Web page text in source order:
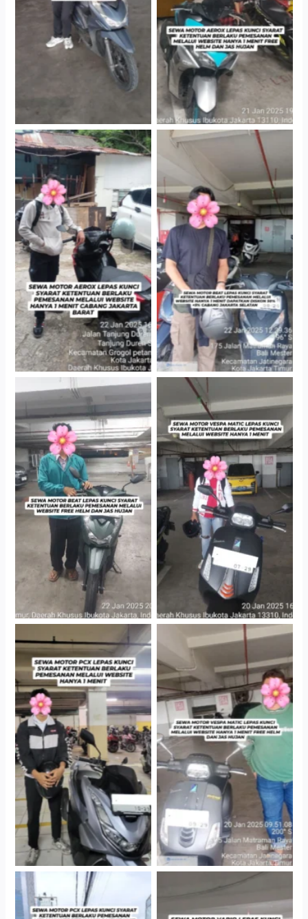
Gedung Parkir P6A
Gedung Parkir P6A
Cabang Jakarta Barat
Cityplaza Jatinegara
Gedung Parkir P6A
Cityplaza Jatinegara
Gedung Parkir P6A
Cityplaza Jatinegara
Gedung Parkir P6A
Hotel Kartika Chandra,
Jakarta Selatan
Cityplaza Jatinegara
Gedung Parkir P6A